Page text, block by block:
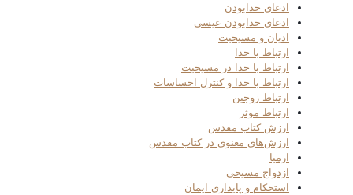
ادعای خدابودن
ادعای خدابودن عیسی
ادیان و مسیحیت
ارتباط با خدا
ارتباط با خدا در مسیحیت
ارتباط با خدا و کنترل احساسات
ارتباط زوجین
ارتباط موثر
ارزش کتاب مقدس
ارزش‌های معنوی در کتاب مقدس
ارمیا
ازدواج مسیحی
استحکام و پایداری ایمان